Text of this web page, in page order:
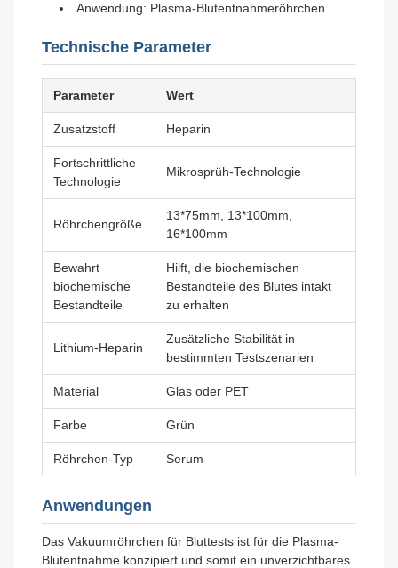
Anwendung: Plasma-Blutentnahmeröhrchen
Technische Parameter
Parameter Wert
Zusatzstoff Heparin
Fortschrittliche
Technologie
Mikrosprüh-Technologie
Röhrchengröße
13*75mm, 13*100mm,
16*100mm
Bewahrt
biochemische
Bestandteile
Hilft, die biochemischen
Bestandteile des Blutes intakt
zu erhalten
Lithium-Heparin
Zusätzliche Stabilität in
bestimmten Testszenarien
Material Glas oder PET
Farbe Grün
Röhrchen-Typ Serum
Anwendungen
Das Vakuumröhrchen für Bluttests ist für die Plasma-
Blutentnahme konzipiert und somit ein unverzichtbares